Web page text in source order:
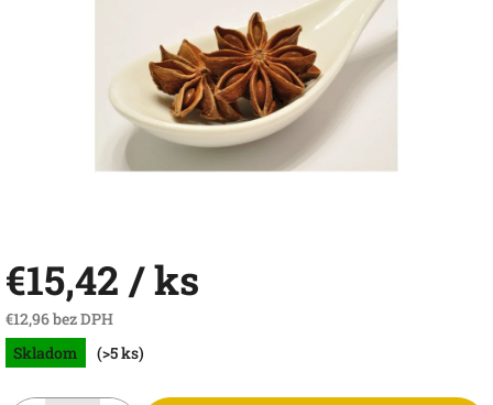
€15,42 / ks
€12,96 bez DPH
Jednotková
cena:
Skladom (>5 ks)